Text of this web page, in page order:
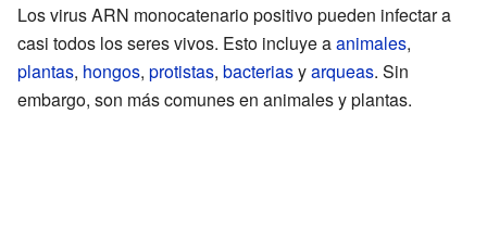
Los virus ARN monocatenario positivo pueden infectar a
casi todos los seres vivos. Esto incluye aanimales,
plantas, hongos, protistas, bacteriasyarqueas. Sin
embargo, son más comunes en animales y plantas.